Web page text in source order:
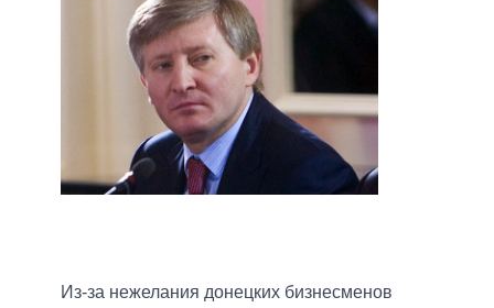
Из-за нежелания донецких бизнесменов